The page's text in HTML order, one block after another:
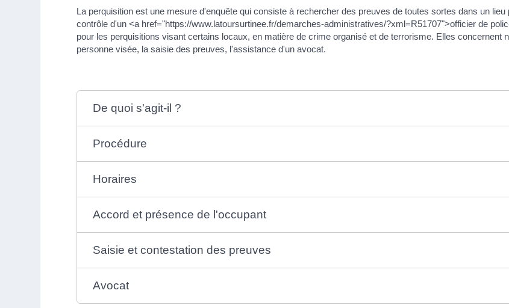
La perquisition est une mesure d'enquête qui consiste à rechercher des preuves de toutes sortes dans un
contrôle d'un <a href="https://www.latoursurtinee.fr/demarches-administratives/?xml=R51707">officier de
pour les perquisitions visant certains locaux, en matière de crime organisé et de terrorisme. Elles concernent
personne visée, la saisie des preuves, l'assistance d'un avocat.
De quoi s'agit-il ?
Procédure
Horaires
Accord et présence de l'occupant
Saisie et contestation des preuves
Avocat